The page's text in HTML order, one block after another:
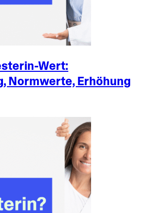
Wert:
Normwerte, Erhöhung